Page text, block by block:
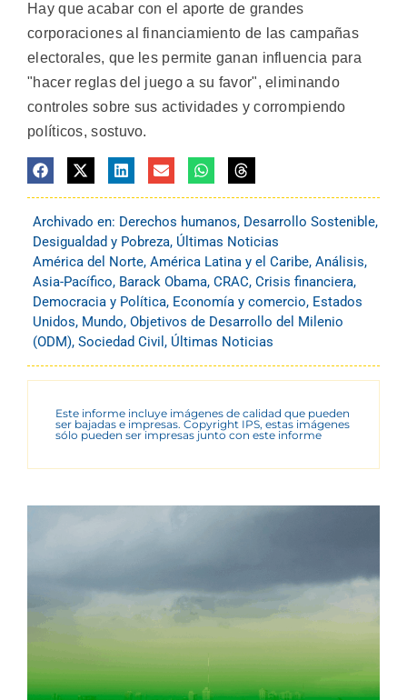
Hay que acabar con el aporte de grandes
corporaciones al financiamiento de las campañas
electorales, que les permite ganan influencia para
"hacer reglas del juego a su favor", eliminando
controles sobre sus actividades y corrompiendo
políticos, sostuvo.
Archivado en: Derechos humanos, Desarrollo Sostenible,
Desigualdad y Pobreza, Últimas Noticias
América del Norte, América Latina y el Caribe, Análisis,
Asia-Pacífico, Barack Obama, CRAC, Crisis financiera,
Democracia y Política, Economía y comercio, Estados
Unidos, Mundo, Objetivos de Desarrollo del Milenio
(ODM), Sociedad Civil , Últimas Noticias
Este informe incluye imágenes de calidad que pueden
ser bajadas e impresas. Copyright IPS, estas imágenes
sólo pueden ser impresas junto con este informe